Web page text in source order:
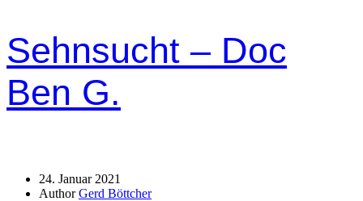
Sehnsucht – Doc
Ben G.
24. Januar 2021
AuthorGerd Böttcher